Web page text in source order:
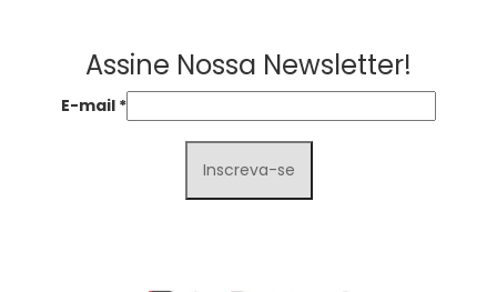
Assine Nossa Newsletter!
E-mail *